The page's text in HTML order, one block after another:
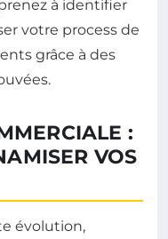
:
VOS
évolution,